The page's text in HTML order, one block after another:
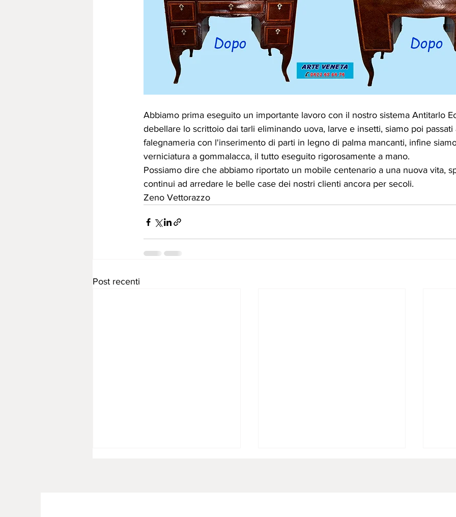
Abbiamo prima eseguito un importante lavoro con il nostro sistema Antitarlo
debellare lo scrittoio dai tarli eliminando uova, larve e insetti, siamo poi passati
falegnameria con l'inserimento di parti in legno di palma mancanti, infine
verniciatura a gommalacca, il tutto eseguito rigorosamente a mano.
Possiamo dire che abbiamo riportato un mobile centenario a una nuova vita,
continui ad arredare le belle case dei nostri clienti ancora per secoli.
Zeno Vettorazzo
Post recenti